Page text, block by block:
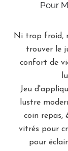
Pour
Ni trop froid,
trouver le
confort de
Jeu
lustre
coin repas,
vitrés pour
pour